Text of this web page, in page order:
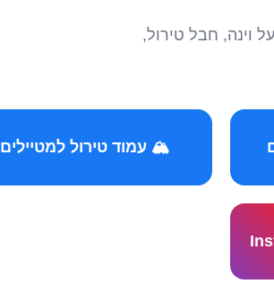
וינה, חבל טירול,
🏔️ עמוד טירול למטיילים